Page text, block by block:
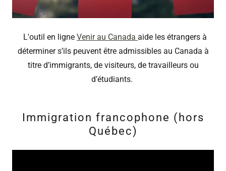
L'outil en ligne Venir au Canada aide les étrangers à
déterminer s’ils peuvent être admissibles au Canada à
titre d’immigrants, de visiteurs, de travailleurs ou
d’étudiants.
Immigration francophone (hors
Québec)